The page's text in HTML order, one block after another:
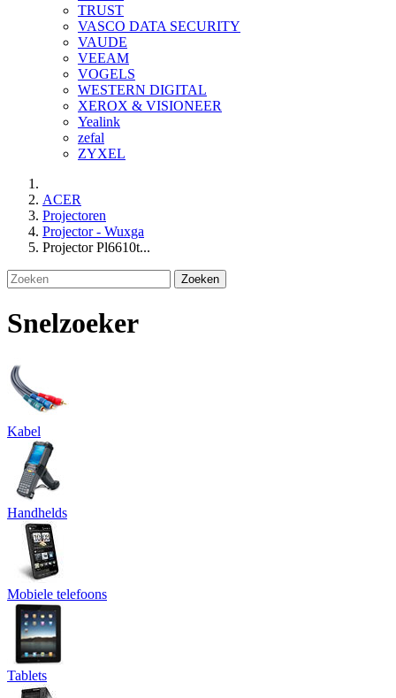
TRUST
VASCO DATA SECURITY
VAUDE
VEEAM
VOGELS
WESTERN DIGITAL
XEROX & VISIONEER
Yealink
zefal
ZYXEL
ACER
Projectoren
Projector - Wuxga
Projector Pl6610t...
Zoeken
Snelzoeker
Kabel
Handhelds
Mobiele telefoons
Tablets